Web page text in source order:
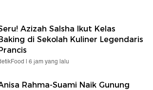
Azizah Salsha Ikut Kelas
di Sekolah Kuliner Legendaris
| 6 jam yang lalu
Rahma-Suami Naik Gunung